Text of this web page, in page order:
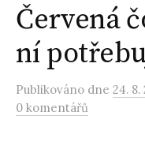
Červená
ní
Publikováno dne 24. 8.
0 komentářů